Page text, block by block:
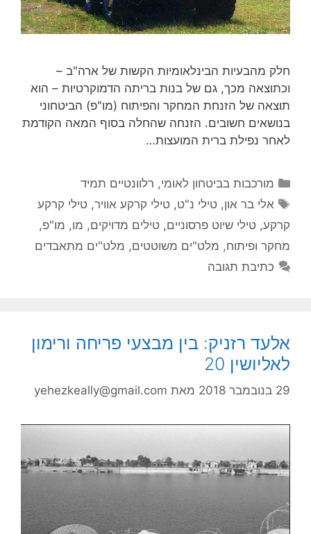
חלק מהבעיות הבינלאומיות הקשות של ארה"ב –
וכתוצאה מכך, גם של בנות בריתה הדמוקרטיות – הוא
תוצאה של הזנחת המחקר והפיתוח (מו"פ) הביטחוני
בנושאים חשובים. הזנחה שהחלה בסוף המאה הקודמת
לאחר נפילת ברית המועצות…
קטגוריות
מורכבות בביטחון לאומי, רלוונטיים תמיד
תגיות
אלי בר און,טילי נ"ט,טילי קרקע אוויר,טילי קרקע
קרקע, טילי שיוט פרסוניים, טילים מדויקים, מו, מו"פ,
מחקר ופיתוח, מלט"ים משוטטים, מלט"ים מתאבדים
כתיבת תגובה
אלעד רזניק: בין מבצעי פריחה ורימון
לאליושין 20
29 בנובמבר 2018 מאת yehezkeally@gmail.com